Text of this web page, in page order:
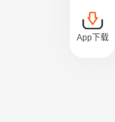
App下载